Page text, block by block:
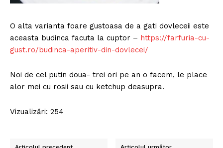
O alta varianta foare gustoasa de a gati dovleceii este
aceasta budinca facuta la cuptor – https://farfuria-cu-
gust.ro/budinca-aperitiv-din-dovlecei/
Noi de cel putin doua- trei ori pe an o facem, le place
alor mei cu rosii sau cu ketchup deasupra.
Vizualizări: 254